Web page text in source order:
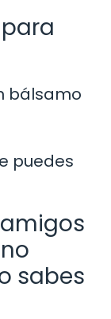
bálsamo
puedes
amigos
sabes